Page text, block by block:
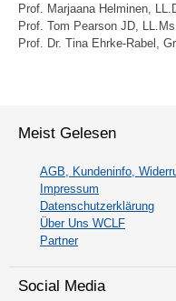
Prof. Marjaana Helminen,
Prof. Tom Pearson JD,
Prof. Dr. Tina Ehrke-Rabel,
Meist Gelesen
AGB, Kundeninfo,
Impressum
Datenschutzerklärung
Über Uns WCLF
Partner
Social Media